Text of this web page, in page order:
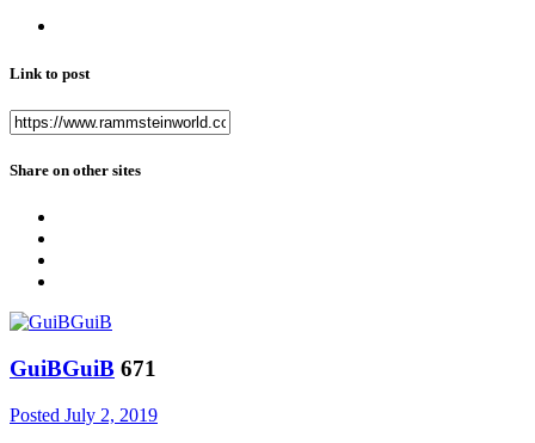
Link to post
Share on other sites
GuiBGuiB 671
Posted July 2, 2019